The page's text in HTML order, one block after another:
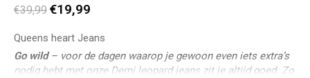
€39,99 €19,99
Queens heart Jeans
Go wild– voor de dagen waarop je gewoon even iets extra’s
nodig hebt met onze Demi leopard jeans zit je altijd goed. Zo